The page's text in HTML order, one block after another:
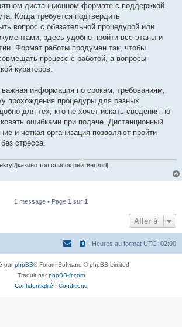
дистанционном формате с поддержкой
Когда требуется подтвердить
вопрос с обязательной процедурой или
здесь удобно пройти все этапы и
Формат работы продуман так, чтобы
процесс с работой, а вопросы
кураторов.
информация по срокам, требованиям,
прохождения процедуры для разных
для тех, кто не хочет искать сведения по
ошибками при подаче. Дистанционный
и четкая организация позволяют пройти
стресса.
]казино топ список рейтинг[/url]
1 message • Page 1 sur 1
Aller à
Heures au format UTC+02:00
parphpBB® Forum Software © phpBB Limited
Traduit parphpBB-fr.com
Confidentialité | Conditions